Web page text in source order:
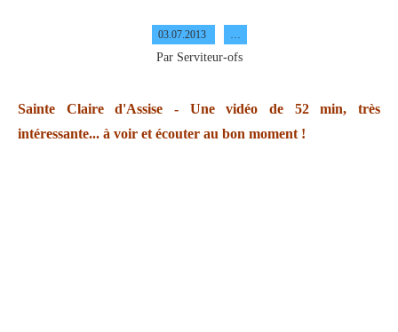
03.07.2013
Par Serviteur-ofs
Sainte Claire d'Assise - Une vidéo de 52 min, très
intéressante... à voir et écouter au bon moment !